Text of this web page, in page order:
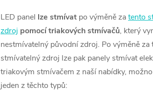
LED panel lze stmívat po výměně zatento
zdroj pomocí triakových stmívačů, který
nestmívatelný původní zdroj. Po výměně za
stmívatelný zdroj lze pak panely stmívat
triakovým stmívačem z naší nabídky,
jeden z těchto typů: